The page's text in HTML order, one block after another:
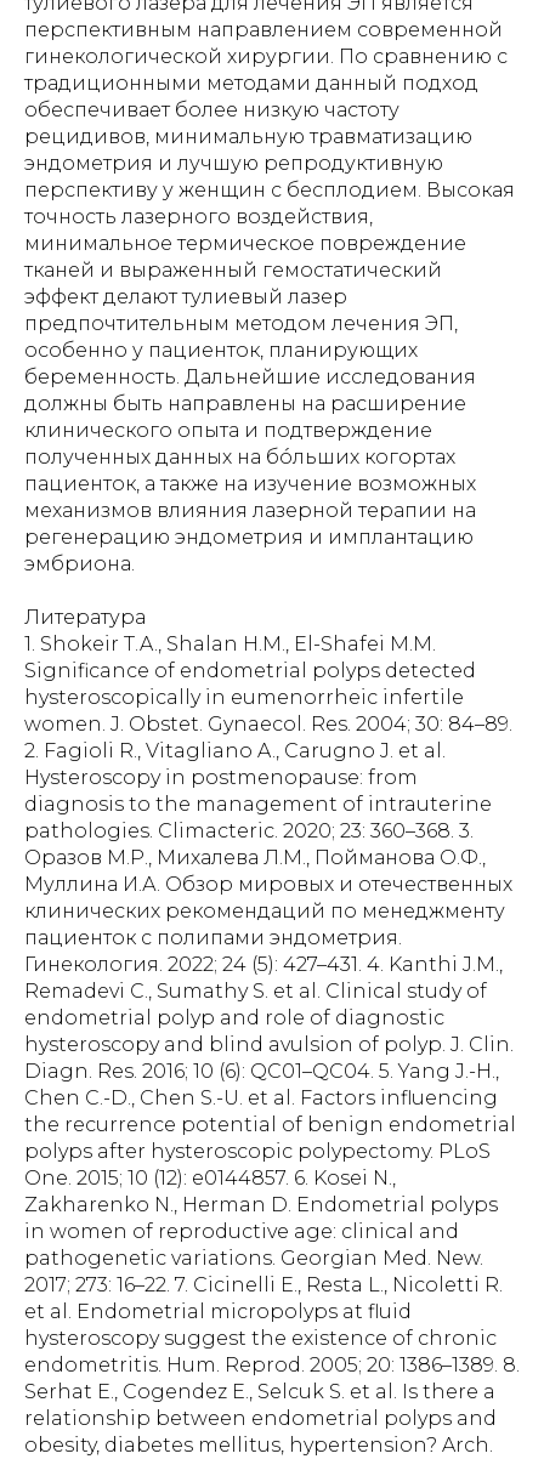
Литература
1. Shokeir T.A., Shalan H.M., El-Shafei M.M.
Significance of endometrial polyps detected
hysteroscopically in eumenorrheic infertile
women. J. Obstet. Gynaecol. Res. 2004; 30: 84–89.
2. Fagioli R., Vitagliano A., Carugno J. et al.
Hysteroscopy in postmenopause: from
diagnosis to the management of intrauterine
pathologies. Climacteric. 2020; 23: 360–368. 3.
Оразов М.Р., Михалева Л.М., Пойманова О.Ф.,
Муллина И.А. Обзор мировых и отечественных
клинических рекомендаций по менеджменту
пациенток с полипами эндометрия.
Гинекология. 2022; 24 (5): 427–431. 4. Kanthi J.M.,
Remadevi C., Sumathy S. et al. Clinical study of
endometrial polyp and role of diagnostic
hysteroscopy and blind avulsion of polyp. J. Clin.
Diagn. Res. 2016; 10 (6): QC01–QC04. 5. Yang J.-H.,
Chen C.-D., Chen S.-U. et al. Factors influencing
the recurrence potential of benign endometrial
polyps after hysteroscopic polypectomy. PLoS
One. 2015; 10 (12): e0144857. 6. Kosei N.,
Zakharenko N., Herman D. Endometrial polyps
in women of reproductive age: clinical and
pathogenetic variations. Georgian Med. New.
2017; 273: 16–22. 7. Cicinelli E., Resta L., Nicoletti R.
et al. Endometrial micropolyps at fluid
hysteroscopy suggest the existence of chronic
endometritis. Hum. Reprod. 2005; 20: 1386–1389. 8.
Serhat E., Cogendez E., Selcuk S. et al. Is there a
relationship between endometrial polyps and
obesity, diabetes mellitus, hypertension? Arch.